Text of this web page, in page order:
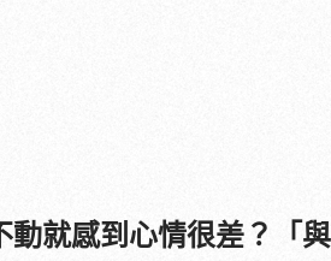
動就感到心情很差？「